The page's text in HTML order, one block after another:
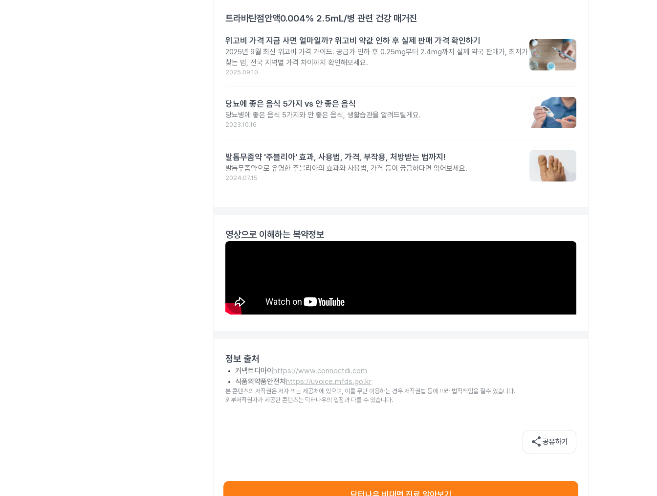
트라바탄점안액0.004% 2.5mL/병 관련 건강 매거진
위고비 가격 지금 사면 얼마일까? 위고비 약값 인하 후 실제 판매 가격 확인하기
2025년 9월 최신 위고비 가격 가이드. 공급가 인하 후 0.25mg부터 2.4mg까지 실제 약국 판매가, 최저가
찾는 법, 전국 지역별 가격 차이까지 확인해보세요.
2025.09.10
당뇨에 좋은 음식 5가지 vs 안 좋은 음식
당뇨병에 좋은 음식 5가지와 안 좋은 음식, 생활습관을 알려드릴게요.
2023.10.16
발톱무좀약 '주블리아' 효과, 사용법, 가격, 부작용, 처방받는 법까지!
발톱무좀약으로 유명한 주블리아의 효과와 사용법, 가격 등이 궁금하다면 읽어보세요.
2024.07.15
영상으로 이해하는 복약정보
정보 출처
커넥트디아이 https://www.connectdi.com
식품의약품안전처 https://uvoice.mfds.go.kr
본 콘텐츠의 저작권은 저자 또는 제공처에 있으며, 이를 무단 이용하는 경우 저작권법 등에 따라 법적책임을 질수 있습니다.
외부저작권자가 제공한 콘텐츠는 닥터나우의 입장과 다를 수 있습니다.
share 공유하기